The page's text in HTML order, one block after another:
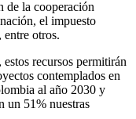
de la cooperación
el impuesto
otros.
recursos permitirán
contemplados en
al año 2030 y
un 51% nuestras